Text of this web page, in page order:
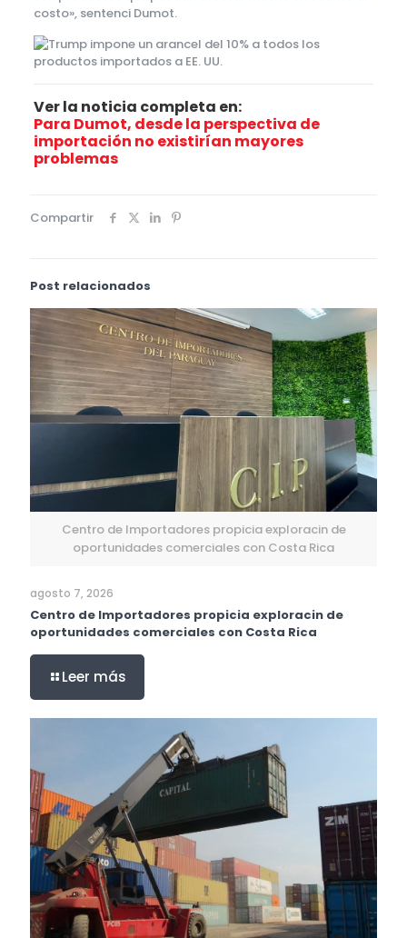
costo», sentenci Dumot.
Ver la noticia completa en:
Para Dumot, desde la perspectiva de
importación no existirían mayores
problemas
Compartir
Post relacionados
Centro de Importadores propicia exploracin de
oportunidades comerciales con Costa Rica
agosto 7, 2026
Centro de Importadores propicia exploracin de
oportunidades comerciales con Costa Rica
Leer más